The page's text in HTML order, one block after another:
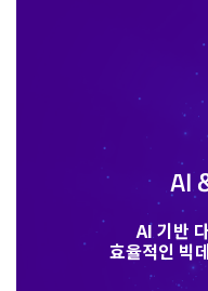
AI
AI 기반
효율적인 빅